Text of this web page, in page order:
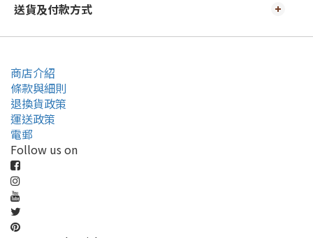
送貨及付款方式
商店介紹
條款與細則
退換貨政策
運送政策
電郵
Follow us on